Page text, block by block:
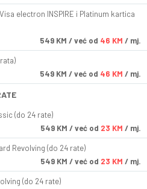
electron INSPIRE i Platinum kartica
549 KM / već od 46 KM / mj.
549 KM / već od 46 KM / mj.
(do 24 rate)
549 KM / već od 23 KM / mj.
Revolving (do 24 rate)
549 KM / već od 23 KM / mj.
(do 24 rate)